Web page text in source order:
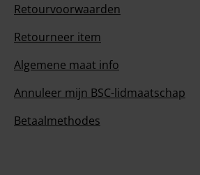
Retourvoorwaarden
Retourneer item
Algemene maat info
Annuleer mijn BSC-lidmaatschap
Betaalmethodes